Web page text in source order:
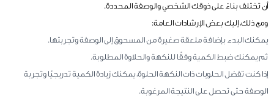
أن تختلف بناءً على ذوقك الشخصي والوصفة المحددة.
ومع ذلك، إليك بعض الإرشادات العامة:
يمكنك البدء بإضافة ملعقة صغيرة من المسحوق إلى الوصفة وتجربتها.
ثم يمكنك ضبط الكمية وفقًا للنكهة والحلاوة المطلوبة.
إذا كنت تفضل الحلويات ذات النكهة الحلوة، يمكنك زيادة الكمية تدريجيًا وتجربة
الوصفة حتى تحصل على النتيجة المرغوبة.